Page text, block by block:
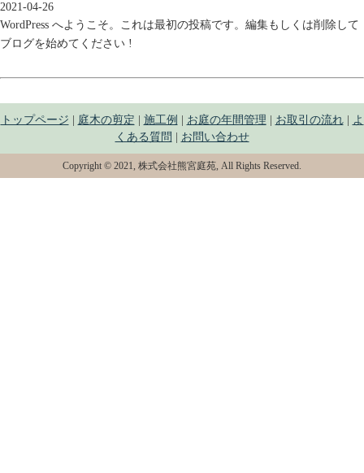
2021-04-26
WordPress へようこそ。これは最初の投稿です。編集もしくは削除して
ブログを始めてください !
トップページ 庭木の剪定 施工例 お庭の年間管理 お取引の流れ|
よ
くある質問
お問い合わせ
Copyright © 2021, 株式会社熊宮庭苑, All Rights Reserved.